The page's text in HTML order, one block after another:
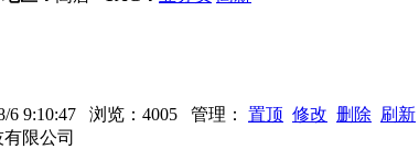
6 9:10:47 浏览：4005 管理： 置顶 修改 删除 刷新
限公司